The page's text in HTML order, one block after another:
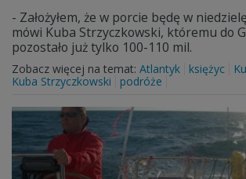
- Założyłem, że w porcie będę w
mówi Kuba Strzyczkowski, któremu do
pozostało już tylko 100-110 mil.
Zobacz więcej na temat: Atlantyk księżyc
Kuba Strzyczkowski
podróże